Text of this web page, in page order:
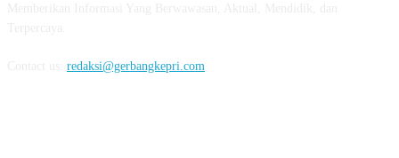
redaksi@gerbangkepri.com